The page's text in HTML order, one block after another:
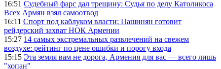
16:51 Судебный фарс дал трещину: Судья по делу Католикоса
Всех Армян взял самоотвод
16:11 Спорт под каблуком власти: Пашинян готовит
рейдерский захват НОК Армении
15:27 14 самых экстремальных развлечений на свежем
воздухе: рейтинг по цене ошибки и порогу входа
15:15 Эта земля вам не дорога, Армения для вас — всего лишь
"хопан"